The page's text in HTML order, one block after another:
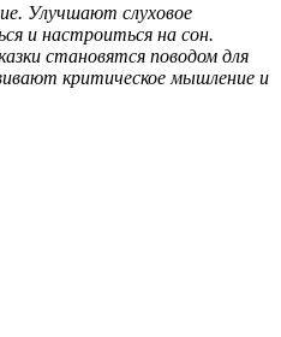
Улучшают слуховое
и настроиться на сон.
становятся поводом для
критическое мышление и